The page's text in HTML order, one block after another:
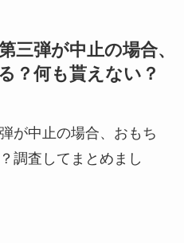
三弾が中止の場合、
？何も貰えない？
が中止の場合、おもち
調査してまとめまし